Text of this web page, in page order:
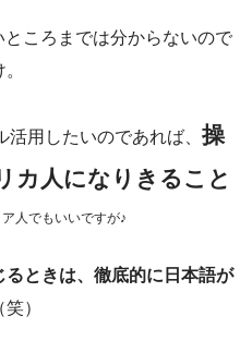
ころまでは分からないので
用したいのであれば、 操
カ人になりきること
人でもいいですが♪
ときは、徹底的に日本語が
笑）